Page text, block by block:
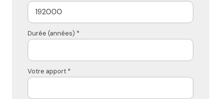
Durée (années) *
Votre apport *